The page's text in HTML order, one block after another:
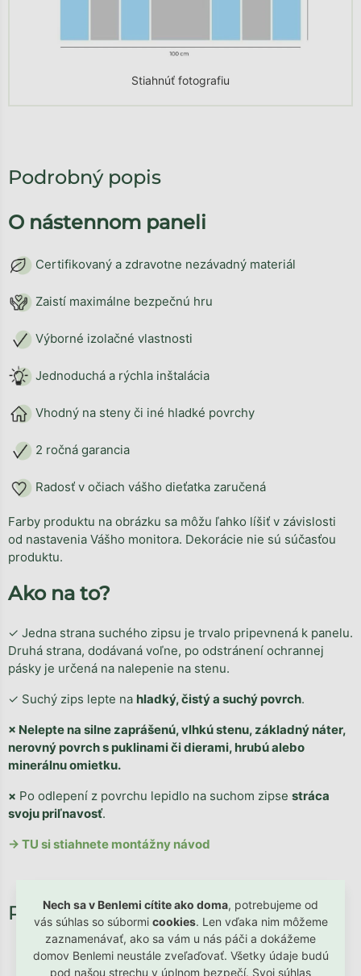
Nech sa v Benlemi cítite ako doma, potrebujeme od
vás súhlas so súbormi cookies. Len vďaka nim môžeme
zaznamenávať, ako sa vám u nás páči a dokážeme
domov Benlemi neustále zveľaďovať. Všetky údaje budú
pod našou strechu v úplnom bezpečí. Svoj súhlas
Stiahnúť fotografiu
Podrobný popis
O nástennom paneli
Certifikovaný a zdravotne nezávadný materiál
Zaistí maximálne bezpečnú hru
Výborné izolačné vlastnosti
Jednoduchá a rýchla inštalácia
Vhodný na steny či iné hladké povrchy
2 ročná garancia
Radosť v očiach vášho dieťatka zaručená
Farby produktu na obrázku sa môžu ľahko líšiť v závislosti
od nastavenia Vášho monitora. Dekorácie nie sú súčasťou
produktu.
Ako na to?
✓ Jedna strana suchého zipsu je trvalo pripevnená k panelu.
Druhá strana, dodávaná voľne, po odstránení ochrannej
pásky je určená na nalepenie na stenu.
✓ Suchý zips lepte na hladký, čistý a suchý povrch.
× Nelepte na silne zaprášenú, vlhkú stenu, základný náter,
nerovný povrch s puklinami či dierami, hrubú alebo
minerálnu omietku.
× Po odlepení z povrchu lepidlo na suchom zipse stráca
svoju priľnavosť.
→ TU si stiahnete montážny návod